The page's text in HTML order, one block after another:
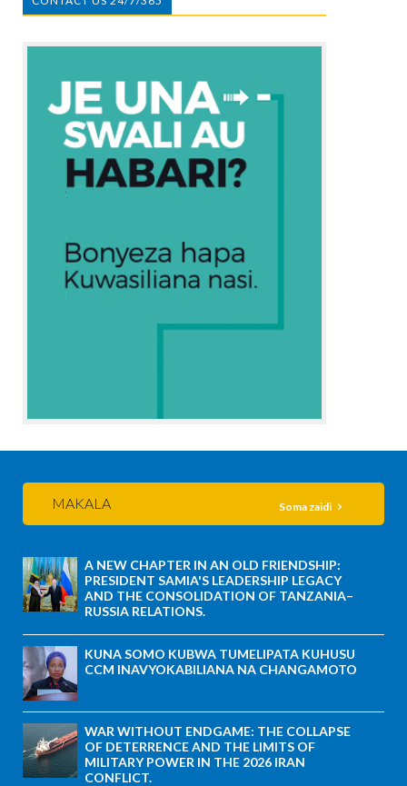
MAKALA Soma zaidi
A NEW CHAPTER IN AN OLD FRIENDSHIP:
PRESIDENT SAMIA'S LEADERSHIP LEGACY
AND THE CONSOLIDATION OF TANZANIA–
RUSSIA RELATIONS.
KUNA SOMO KUBWA TUMELIPATA KUHUSU
CCM INAVYOKABILIANA NA CHANGAMOTO
WAR WITHOUT ENDGAME: THE COLLAPSE
OF DETERRENCE AND THE LIMITS OF
MILITARY POWER IN THE 2026 IRAN
CONFLICT.